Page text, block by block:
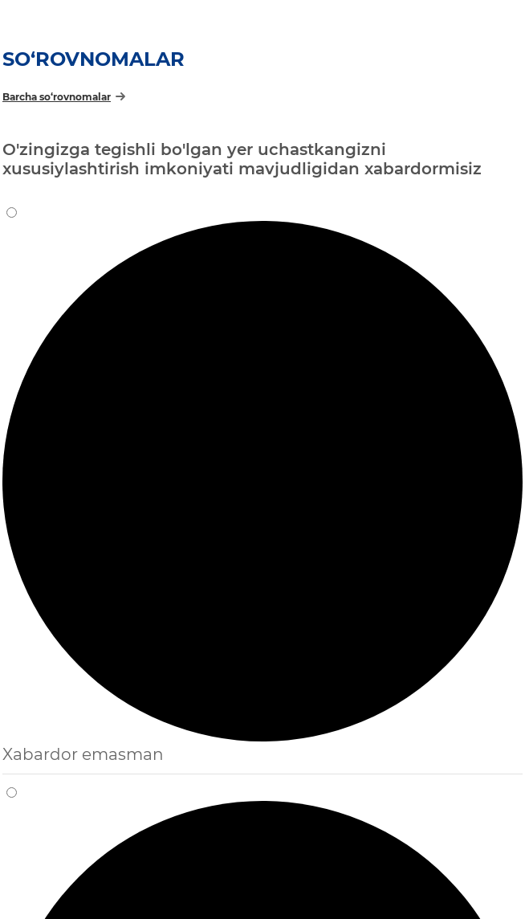
SO‘ROVNOMALAR
Barcha so‘rovnomalar
O'zingizga tegishli bo'lgan yer uchastkangizni
xususiylashtirish imkoniyati mavjudligidan xabardormisiz
Xabardor emasman